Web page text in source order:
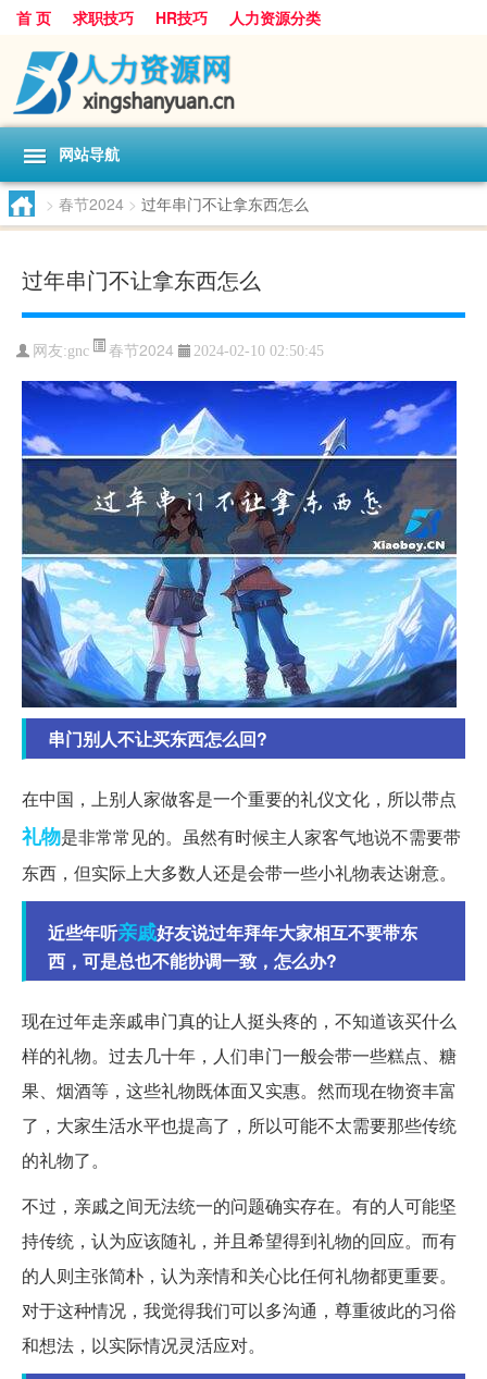
首 页 求职技巧 HR技巧 人力资源分类
网站导航
> 春节2024 > 过年串门不让拿东西怎么
过年串门不让拿东西怎么
网友:gnc 春节2024 2024-02-10 02:50:45
串门别人不让买东西怎么回?
在中国，上别人家做客是一个重要的礼仪文化，所以带点
礼物是非常常见的。虽然有时候主人家客气地说不需要带
东西，但实际上大多数人还是会带一些小礼物表达谢意。
近些年听亲戚好友说过年拜年大家相互不要带东
西，可是总也不能协调一致，怎么办?
现在过年走亲戚串门真的让人挺头疼的，不知道该买什么
样的礼物。过去几十年，人们串门一般会带一些糕点、糖
果、烟酒等，这些礼物既体面又实惠。然而现在物资丰富
了，大家生活水平也提高了，所以可能不太需要那些传统
的礼物了。
不过，亲戚之间无法统一的问题确实存在。有的人可能坚
持传统，认为应该随礼，并且希望得到礼物的回应。而有
的人则主张简朴，认为亲情和关心比任何礼物都更重要。
对于这种情况，我觉得我们可以多沟通，尊重彼此的习俗
和想法，以实际情况灵活应对。